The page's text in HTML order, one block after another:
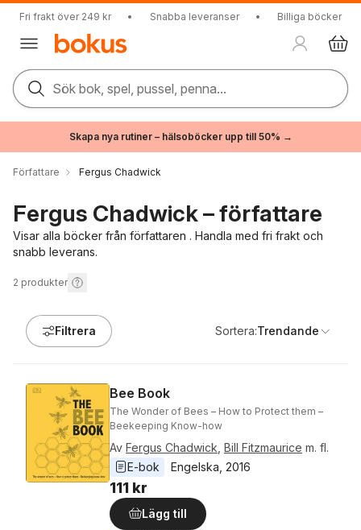
Fri frakt över 249 kr • Snabba leveranser • Billiga böcker
Sök bok, spel, pussel, penna...
Skapa nya rutiner – hälsoböcker upp till 50% →
Författare Fergus Chadwick
Fergus Chadwick – författare
Visar alla böcker från författaren . Handla med fri frakt och
snabb leverans.
2 produkter
Filtrera Sortera:Trendande
Bee Book
The Wonder of Bees – How to Protect them –
Beekeeping Know-how
Av Fergus Chadwick Bill Fitzmaurice m. fl.
E-bok
Engelska 2016
111 kr
Lägg till